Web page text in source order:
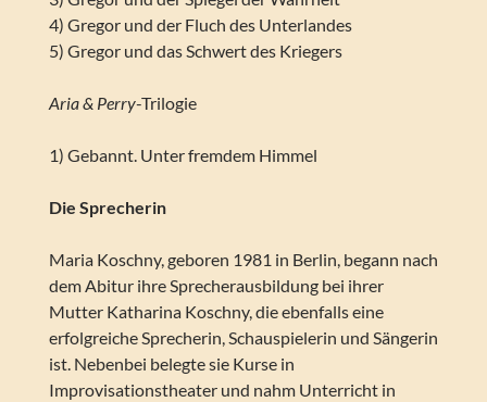
4) Gregor und der Fluch des Unterlandes
5) Gregor und das Schwert des Kriegers
Aria & Perry-Trilogie
1) Gebannt. Unter fremdem Himmel
Die Sprecherin
Maria Koschny, geboren 1981 in Berlin, begann nach
dem Abitur ihre Sprecherausbildung bei ihrer
Mutter Katharina Koschny, die ebenfalls eine
erfolgreiche Sprecherin, Schauspielerin und Sängerin
ist. Nebenbei belegte sie Kurse in
Improvisationstheater und nahm Unterricht in